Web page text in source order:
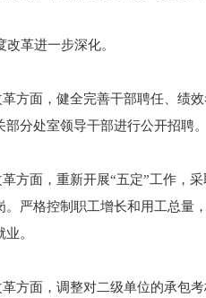
革进一步深化。
方面，健全完善干部聘任、绩
部分处室领导干部进行公开招聘
方面，重新开展“五定”工作，
。严格控制职工增长和用工总量
。
方面，调整对二级单位的承包